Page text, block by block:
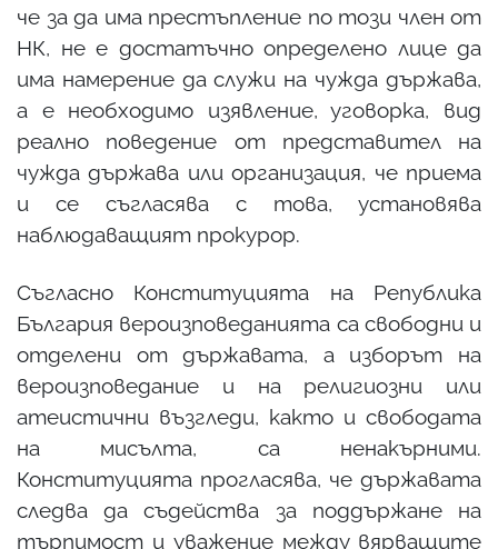
че за да има престъпление по този член от
НК, не е достатъчно определено лице да
има намерение да служи на чужда държава,
а е необходимо изявление, уговорка, вид
реално поведение от представител на
чужда държава или организация, че приема
и се съгласява с това, установява
наблюдаващият прокурор.
Съгласно Конституцията на Република
България вероизповеданията са свободни и
отделени от държавата, а изборът на
вероизповедание и на религиозни или
атеистични възгледи, както и свободата
на мисълта, са ненакърними.
Конституцията прогласява, че държавата
следва да съдейства за поддържане на
търпимост и уважение между вярващите